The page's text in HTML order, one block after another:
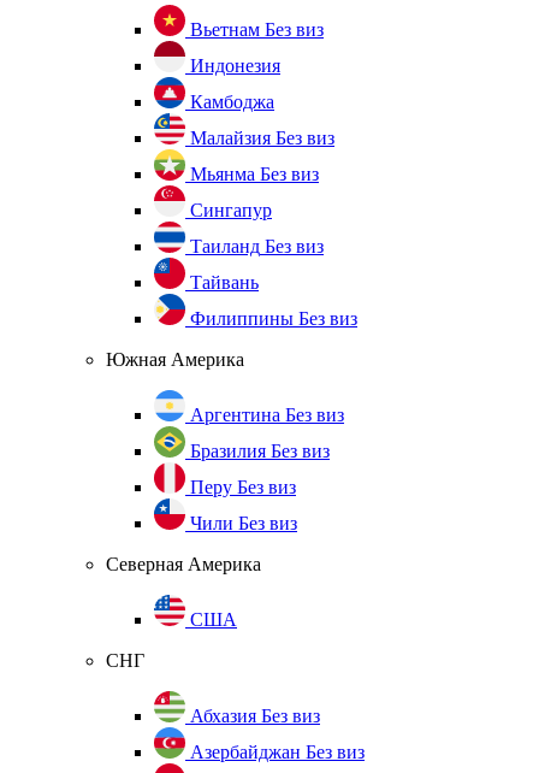
Вьетнам Без виз
Индонезия
Камбоджа
Малайзия Без виз
Мьянма Без виз
Сингапур
Таиланд Без виз
Тайвань
Филиппины Без виз
Южная Америка
Аргентина Без виз
Бразилия Без виз
Перу Без виз
Чили Без виз
Северная Америка
США
СНГ
Абхазия Без виз
Азербайджан Без виз